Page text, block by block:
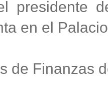
presidente
en el
de Finanzas